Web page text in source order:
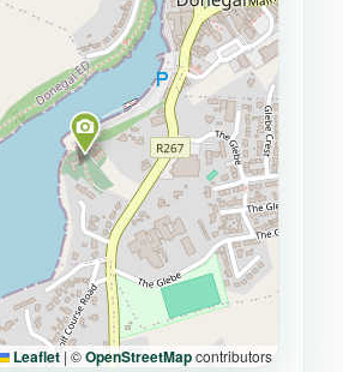
Leaflet | ©OpenStreetMapcontributors